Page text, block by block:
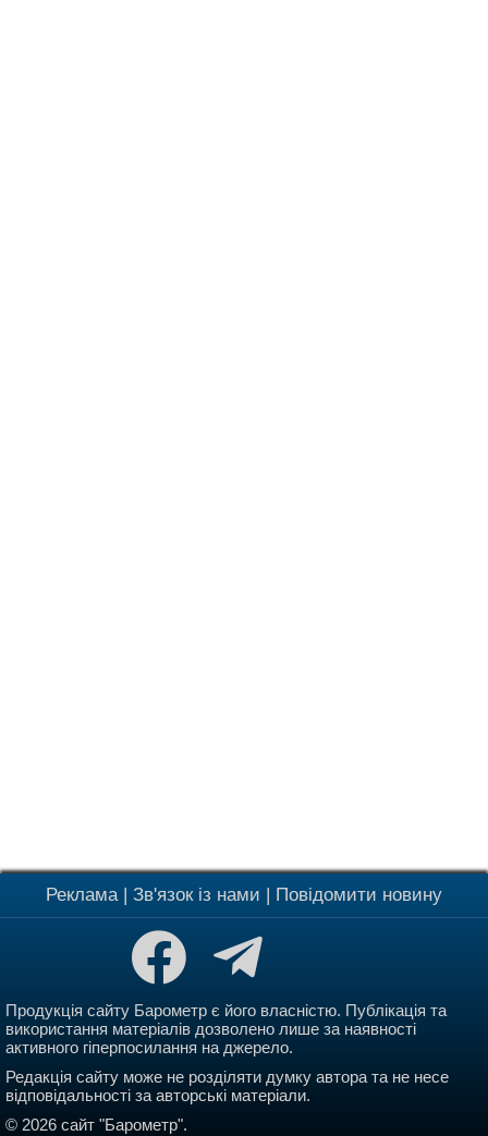
Реклама| Зв'язок із нами | Повідомити новину
Продукція сайту Барометр є його власністю. Публікація та
використання матеріалів дозволено лише за наявності
активного гіперпосилання на джерело.
Редакція сайту може не розділяти думку автора та не несе
відповідальності за авторські матеріали.
© 2026 сайт "Барометр".